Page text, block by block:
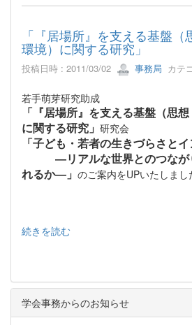
「『居場所』を支える基盤
環境）に関する研究」
投稿日時 : 2011/03/02 事務局 カテ
若手萌芽研究助成
「『居場所』を支える基盤（思
に関する研究」 研究会
「子ども・若者の生きづらさと
―リアルな世界とのつなが
れるか―」 のご案内をUPいたしまし
続きを読む
学会事務からのお知らせ